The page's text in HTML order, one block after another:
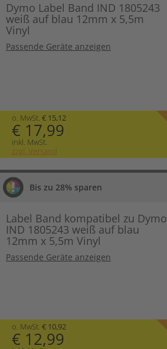
Dymo Label Band IND 1805243
weiß auf blau 12mm x 5,5m
Vinyl
Passende Geräte anzeigen
o. MwSt. € 15,12
€ 17,99
inkl. MwSt.
zzgl. Versand
Bis zu 28% sparen
Label Band kompatibel zu Dymo
IND 1805243 weiß auf blau
12mm x 5,5m Vinyl
Passende Geräte anzeigen
o. MwSt. € 10,92
€ 12,99